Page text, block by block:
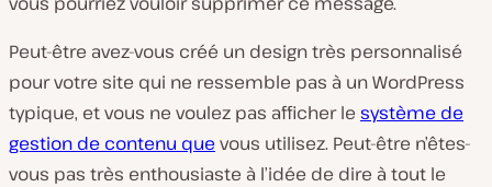
Peut-être avez-vous créé un design très personnalisé
pour votre site qui ne ressemble pas à un WordPress
typique, et vous ne voulez pas afficher le système de
gestion de contenu que vous utilisez. Peut-être n’êtes-
vous pas très enthousiaste à l’idée de dire à tout le